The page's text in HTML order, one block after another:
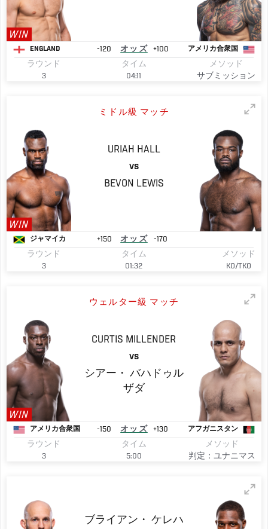
WIN
ENGLAND -120 オッズ +100 アメリカ合衆国
ラウンド
3
タイム
04:11
メソッド
サブミッション
ミドル級 マッチ
WIN
URIAH HALL
VS
BEVON LEWIS
ジャマイカ +150 オッズ
-170
ラウンド
3
タイム
01:32
メソッド
KO/TKO
ウェルター級 マッチ
WIN
CURTIS MILLENDER
VS
シアー・
バハドゥル
ザダ
アメリカ合衆国 -150 オッズ +130 アフガニスタン
ラウンド
3
タイム
5:00
メソッド
判定：ユナニマス
ブライアン・
ケレハ